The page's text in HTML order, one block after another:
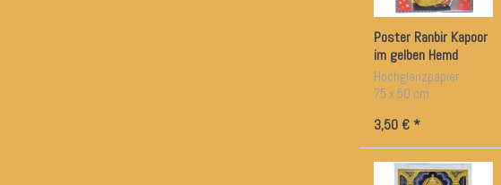
Poster Ranbir Kapoor
im gelben Hemd
Bollywood Star
Hochglanzpapier
75 x 50 cm
3,50 € *